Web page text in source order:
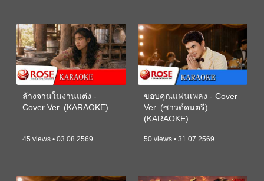
ล้างจานในงานแต่ง -
Cover Ver. (KARAOKE)
45 views • 03.08.2569
ขอบคุณแฟนเพลง - Cover
Ver. (ซาวด์ดนตรี)
(KARAOKE)
50 views • 31.07.2569